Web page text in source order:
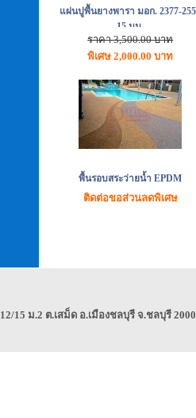
แผ่นปูพื้นยางพารา มอก. 2377-
15 มม.
ราคา 3,500.00 บาท
พิเศษ 2,000.00 บาท
พื้นรอบสระว่ายน้ำ EPDM
ติดต่อขอส่วนลดพิเศษ
12/15 ม.2 ต.เสม็ด อ.เมืองชลบุรี จ.ชลบุรี